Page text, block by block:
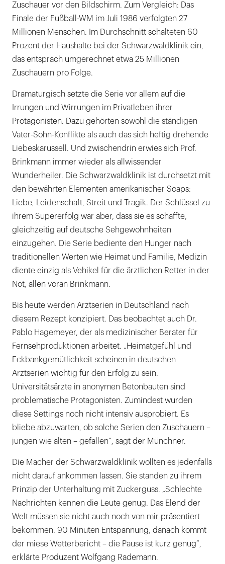
Zuschauer vor den Bildschirm. Zum Vergleich: Das
Finale der Fußball-WM im Juli 1986 verfolgten 27
Millionen Menschen. Im Durchschnitt schalteten 60
Prozent der Haushalte bei der Schwarzwaldklinik ein,
das entsprach umgerechnet etwa 25 Millionen
Zuschauern pro Folge.
Dramaturgisch setzte die Serie vor allem auf die
Irrungen und Wirrungen im Privatleben ihrer
Protagonisten. Dazu gehörten sowohl die ständigen
Vater-Sohn-Konflikte als auch das sich heftig drehende
Liebeskarussell. Und zwischendrin erwies sich Prof.
Brinkmann immer wieder als allwissender
Wunderheiler. Die Schwarzwaldklinik ist durchsetzt mit
den bewährten Elementen amerikanischer Soaps:
Liebe, Leidenschaft, Streit und Tragik. Der Schlüssel zu
ihrem Supererfolg war aber, dass sie es schaffte,
gleichzeitig auf deutsche Sehgewohnheiten
einzugehen. Die Serie bediente den Hunger nach
traditionellen Werten wie Heimat und Familie, Medizin
diente einzig als Vehikel für die ärztlichen Retter in der
Not, allen voran Brinkmann.
Bis heute werden Arztserien in Deutschland nach
diesem Rezept konzipiert. Das beobachtet auch Dr.
Pablo Hagemeyer, der als medizinischer Berater für
Fernsehproduktionen arbeitet. „Heimatgefühl und
Eckbankgemütlichkeit scheinen in deutschen
Arztserien wichtig für den Erfolg zu sein.
Universitätsärzte in anonymen Betonbauten sind
problematische Protagonisten. Zumindest wurden
diese Settings noch nicht intensiv ausprobiert. Es
bliebe abzuwarten, ob solche Serien den Zuschauern –
jungen wie alten – gefallen“, sagt der Münchner.
Die Macher der Schwarzwaldklinik wollten es jedenfalls
nicht darauf ankommen lassen. Sie standen zu ihrem
Prinzip der Unterhaltung mit Zuckerguss. „Schlechte
Nachrichten kennen die Leute genug. Das Elend der
Welt müssen sie nicht auch noch von mir präsentiert
bekommen. 90 Minuten Entspannung, danach kommt
der miese Wetterbericht – die Pause ist kurz genug“,
erklärte Produzent Wolfgang Rademann.